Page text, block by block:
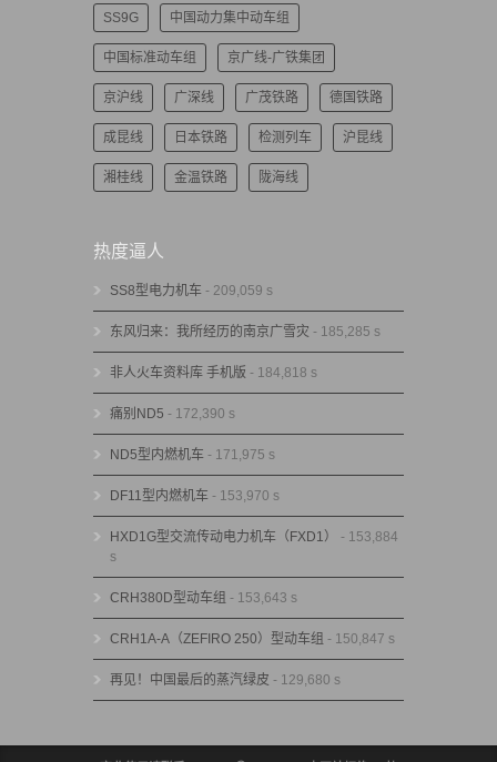
SS9G 中国动力集中动车组
中国标准动车组 京广线-广铁集团
京沪线 广深线 广茂铁路 德国铁路
成昆线 日本铁路 检测列车 沪昆线
湘桂线 金温铁路 陇海线
热度逼人
SS8型电力机车 - 209,059 s
东风归来：我所经历的南京广雪灾 - 185,285 s
非人火车资料库 手机版 - 184,818 s
痛别ND5 - 172,390 s
ND5型内燃机车 - 171,975 s
DF11型内燃机车 - 153,970 s
HXD1G型交流传动电力机车（FXD1）
- 153,884
s
CRH380D型动车组 - 153,643 s
CRH1A-A（ZEFIRO 250）型动车组 - 150,847 s
再见！中国最后的蒸汽绿皮 - 129,680 s